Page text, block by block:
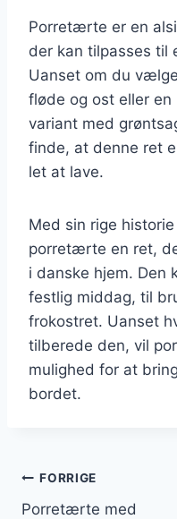
Porretærte er en
der kan tilpasses til
Uanset om du
fløde og ost eller en
variant med
finde, at denne ret
let at lave.
Med sin rige
porretærte en ret,
i danske hjem. Den
festlig middag, til
frokostret. Uanset
tilberede den, vil
mulighed for at
bordet.
FORRIGE
Porretærte med